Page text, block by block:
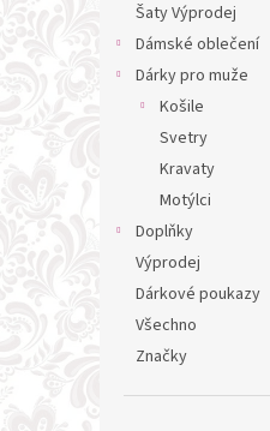
Šaty Výprodej
Dámské oblečení
Dárky pro muže
Košile
Svetry
Kravaty
Motýlci
Doplňky
Výprodej
Dárkové poukazy
Všechno
Značky